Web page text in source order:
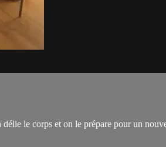
le corps et on le prépare pour un